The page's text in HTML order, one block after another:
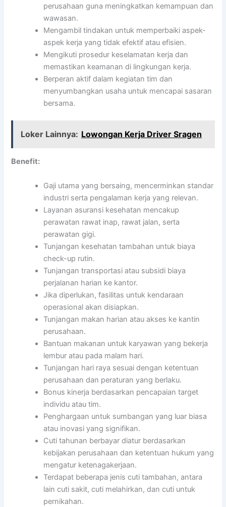
perusahaan guna meningkatkan kemampuan dan
wawasan.
Mengambil tindakan untuk memperbaiki aspek-
aspek kerja yang tidak efektif atau efisien.
Mengikuti prosedur keselamatan kerja dan
memastikan keamanan di lingkungan kerja.
Berperan aktif dalam kegiatan tim dan
menyumbangkan usaha untuk mencapai sasaran
bersama.
Loker Lainnya: Lowongan Kerja Driver Sragen
Benefit:
Gaji utama yang bersaing, mencerminkan standar
industri serta pengalaman kerja yang relevan.
Layanan asuransi kesehatan mencakup
perawatan rawat inap, rawat jalan, serta
perawatan gigi.
Tunjangan kesehatan tambahan untuk biaya
check-up rutin.
Tunjangan transportasi atau subsidi biaya
perjalanan harian ke kantor.
Jika diperlukan, fasilitas untuk kendaraan
operasional akan disiapkan.
Tunjangan makan harian atau akses ke kantin
perusahaan.
Bantuan makanan untuk karyawan yang bekerja
lembur atau pada malam hari.
Tunjangan hari raya sesuai dengan ketentuan
perusahaan dan peraturan yang berlaku.
Bonus kinerja berdasarkan pencapaian target
individu atau tim.
Penghargaan untuk sumbangan yang luar biasa
atau inovasi yang signifikan.
Cuti tahunan berbayar diatur berdasarkan
kebijakan perusahaan dan ketentuan hukum yang
mengatur ketenagakerjaan.
Terdapat beberapa jenis cuti tambahan, antara
lain cuti sakit, cuti melahirkan, dan cuti untuk
pernikahan.